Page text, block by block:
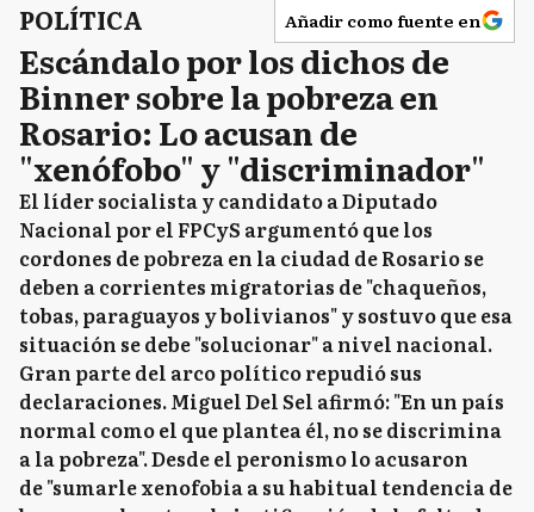
POLÍTICA Añadir como fuente en
Escándalo por los dichos de
Binner sobre la pobreza en
Rosario: Lo acusan de
"xenófobo" y "discriminador"
El líder socialista y candidato a Diputado
Nacional por el FPCyS argumentó que los
cordones de pobreza en la ciudad de Rosario se
deben a corrientes migratorias de "chaqueños,
tobas, paraguayos y bolivianos" y sostuvo que esa
situación se debe "solucionar" a nivel nacional.
Gran parte del arco político repudió sus
declaraciones. Miguel Del Sel afirmó: "En un país
normal como el que plantea él, no se discrimina
a la pobreza". Desde el peronismo lo acusaron
de "sumarle xenofobia a su habitual tendencia de